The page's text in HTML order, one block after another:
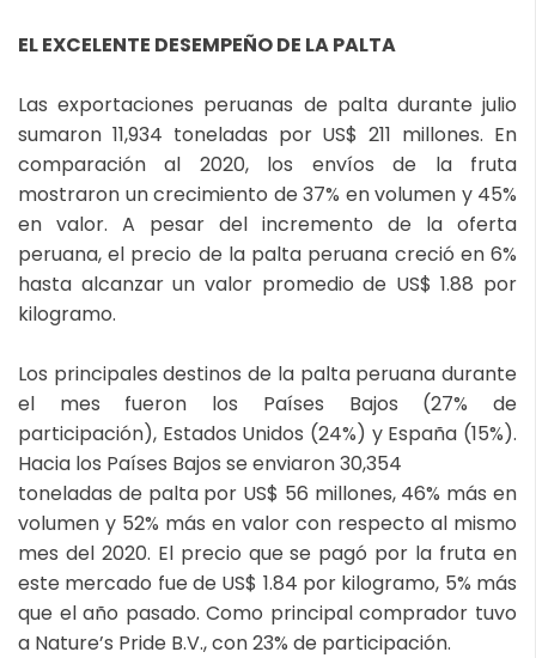
EL EXCELENTE DESEMPEÑO DE LA PALTA
Las exportaciones peruanas de palta durante julio
sumaron 11,934 toneladas por US$ 211 millones. En
comparación al 2020, los envíos de la fruta
mostraron un crecimiento de 37% en volumen y 45%
en valor. A pesar del incremento de la oferta
peruana, el precio de la palta peruana creció en 6%
hasta alcanzar un valor promedio de US$ 1.88 por
kilogramo.
Los principales destinos de la palta peruana durante
el mes fueron los Países Bajos (27% de
participación), Estados Unidos (24%) y España (15%).
Hacia los Países Bajos se enviaron 30,354
toneladas de palta por US$ 56 millones, 46% más en
volumen y 52% más en valor con respecto al mismo
mes del 2020. El precio que se pagó por la fruta en
este mercado fue de US$ 1.84 por kilogramo, 5% más
que el año pasado. Como principal comprador tuvo
a Nature’s Pride B.V., con 23% de participación.